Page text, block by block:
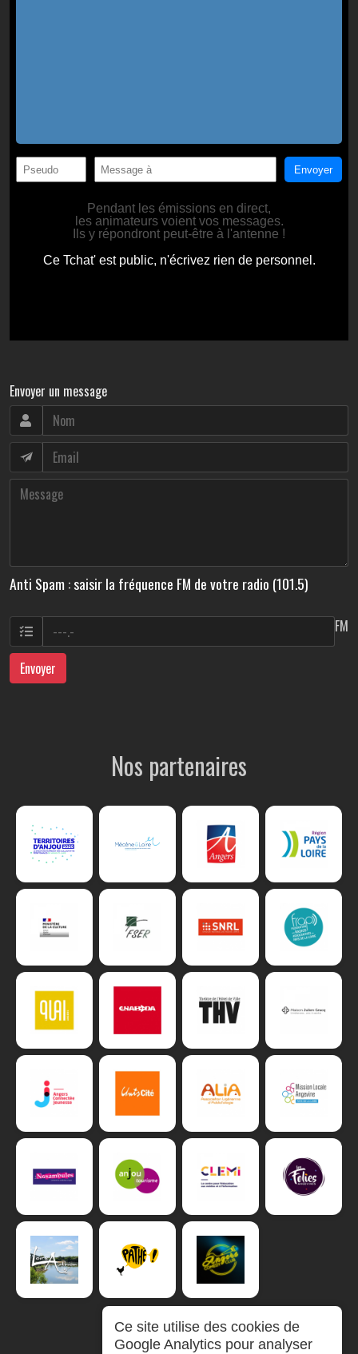
Envoyer un message
Anti Spam : saisir la fréquence FM de votre radio (101.5)
FM
Envoyer
Nos partenaires
Ce site utilise des cookies de
Google Analytics pour analyser